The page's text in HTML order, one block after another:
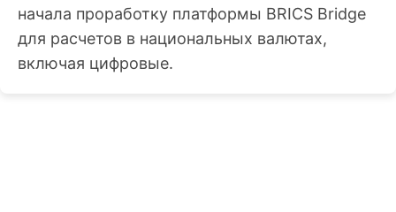
начала проработку платформы BRICS Bridge
для расчетов в национальных валютах,
включая цифровые.